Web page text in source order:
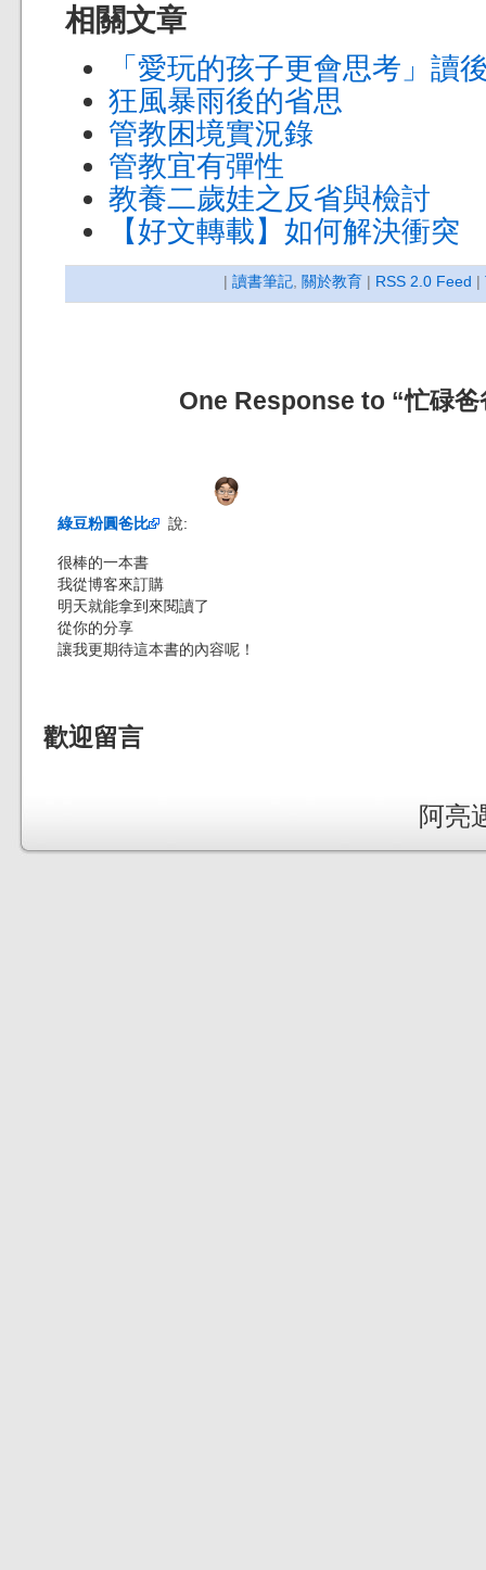
相關文章
「愛玩的孩子更會思考」讀
狂風暴雨後的省思
管教困境實況錄
管教宜有彈性
教養二歲娃之反省與檢討
【好文轉載】如何解決衝突
| 讀書筆記 關於教育 | RSS 2.0 Feed |
One Response to “忙碌爸
綠豆粉圓爸比 說:
很棒的一本書
我從博客來訂購
明天就能拿到來閱讀了
從你的分享
讓我更期待這本書的內容呢！
歡迎留言
阿亮